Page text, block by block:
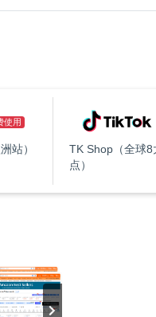
使用
站）
TK Shop（全球8
点）